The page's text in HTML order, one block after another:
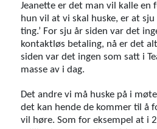
Jeanette er det man vil kalle
hun vil at vi skal huske, er at
ting.’ For sju år siden var det
kontaktløs betaling, nå er det
siden var det ingen som satt i
masse av i dag.
Det andre vi må huske på i
det kan hende de kommer til å
vil høre. Som for eksempel at i